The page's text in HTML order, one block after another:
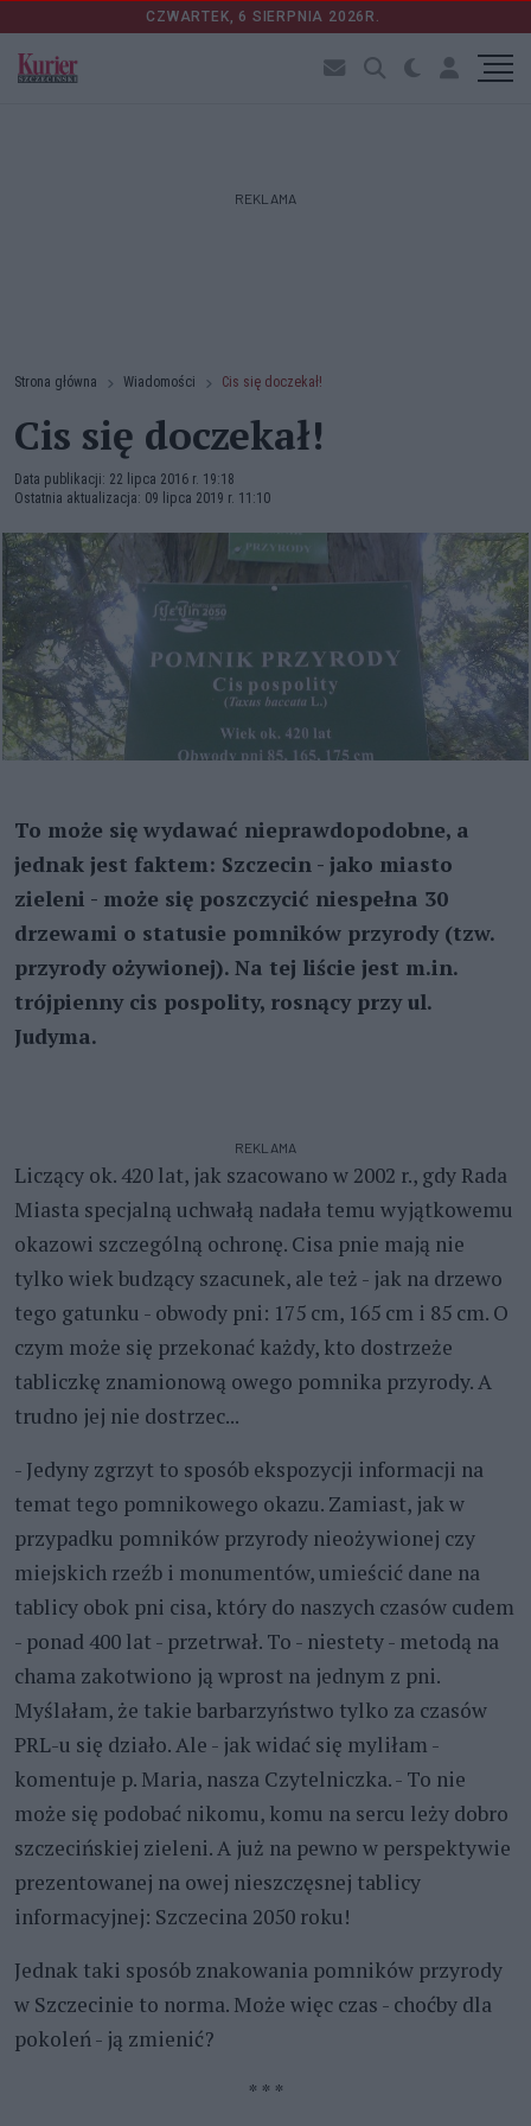
CZWARTEK, 6 SIERPNIA 2026R.
REKLAMA
Strona główna Wiadomości Cis się doczekał!
Cis się doczekał!
Data publikacji: 22 lipca 2016 r. 19:18
Ostatnia aktualizacja: 09 lipca 2019 r. 11:10
To może się wydawać nieprawdopodobne, a
jednak jest faktem: Szczecin - jako miasto
zieleni - może się poszczycić niespełna 30
drzewami o statusie pomników przyrody (tzw.
przyrody ożywionej). Na tej liście jest m.in.
trójpienny cis pospolity, rosnący przy ul.
Judyma.
REKLAMA
Liczący ok. 420 lat, jak szacowano w 2002 r., gdy Rada
Miasta specjalną uchwałą nadała temu wyjątkowemu
okazowi szczególną ochronę. Cisa pnie mają nie
tylko wiek budzący szacunek, ale też - jak na drzewo
tego gatunku - obwody pni: 175 cm, 165 cm i 85 cm. O
czym może się przekonać każdy, kto dostrzeże
tabliczkę znamionową owego pomnika przyrody. A
trudno jej nie dostrzec...
- Jedyny zgrzyt to sposób ekspozycji informacji na
temat tego pomnikowego okazu. Zamiast, jak w
przypadku pomników przyrody nieożywionej czy
miejskich rzeźb i monumentów, umieścić dane na
tablicy obok pni cisa, który do naszych czasów cudem
- ponad 400 lat - przetrwał. To - niestety - metodą na
chama zakotwiono ją wprost na jednym z pni.
Myślałam, że takie barbarzyństwo tylko za czasów
PRL-u się działo. Ale - jak widać się myliłam -
komentuje p. Maria, nasza Czytelniczka. - To nie
może się podobać nikomu, komu na sercu leży dobro
szczecińskiej zieleni. A już na pewno w perspektywie
prezentowanej na owej nieszczęsnej tablicy
informacyjnej: Szczecina 2050 roku!
Jednak taki sposób znakowania pomników przyrody
w Szczecinie to norma. Może więc czas - choćby dla
pokoleń - ją zmienić?
* * *